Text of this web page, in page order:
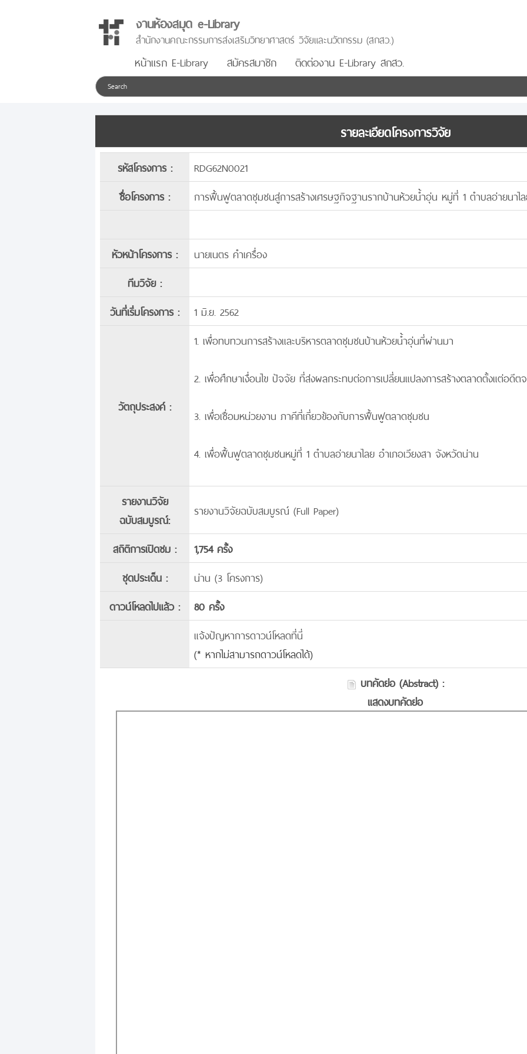
งานห้องสมุด e-Library
สำนักงานคณะกรรมการส่งเสริมวิทยาศาสตร์ วิจัยและนวัตกรรม (สกสว.)
หน้าแรก E-Library สมัครสมาชิก ติดต่องาน E-Library สกสว.
รายละเอียดโครงการวิจัย
รหัสโครงการ :
RDG62N0021
ชื่อโครงการ :
การฟื้นฟูตลาดชุมชนสู่การสร้างเศรษฐกิจฐานรากบ้านห้วยน้ำอุ่น หมู่ที่ 1 ตำบลอ่ายนาไ
หัวหน้าโครงการ :
นายเนตร คำเครื่อง
ทีมวิจัย :
วันที่เริ่มโครงการ :
1 มิ.ย. 2562
วัตถุประสงค์ :
1. เพื่อทบทวนการสร้างและบริหารตลาดชุมชนบ้านห้วยน้ำอุ่นที่ผ่านมา
2. เพื่อศึกษาเงื่อนไข ปัจจัย ที่ส่งผลกระทบต่อการเปลี่ยนแปลงการสร้างตลาดตั้งแต่อดี
3. เพื่อเชื่อมหน่วยงาน ภาคีที่เกี่ยวข้องกับการฟื้นฟูตลาดชุมชน
4. เพื่อฟื้นฟูตลาดชุมชนหมู่ที่ 1 ตำบลอ่ายนาไลย อำเภอเวียงสา จังหวัดน่าน
รายงานวิจัย
ฉบับสมบูรณ์:
รายงานวิจัยฉบับสมบูรณ์ (Full Paper)
สถิติการเปิดชม :
1,754 ครั้ง
ชุดประเด็น :
น่าน (3 โครงการ)
ดาวน์โหลดไปแล้ว :
80 ครั้ง
แจ้งปัญหาการดาวน์โหลดที่นี่
(* หากไม่สามารถดาวน์โหลดได้)
บทคัดย่อ (Abstract) :
แสดงบทคัดย่อ